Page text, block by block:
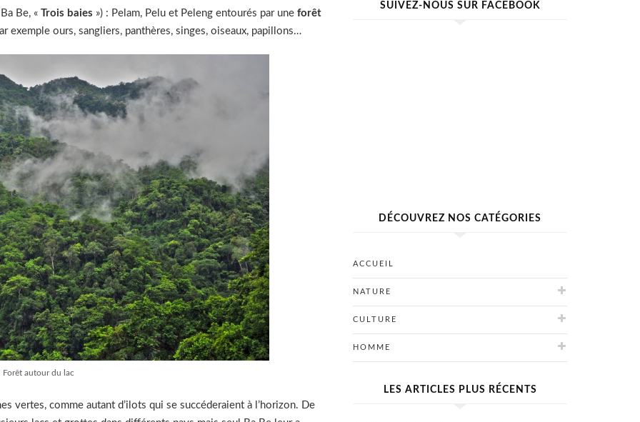
Be, « Trois baies ») : Pelam, Pelu et Peleng entourés par une forêt
exemple ours, sangliers, panthères, singes, oiseaux, papillons…
Forêt autour du lac
vertes, comme autant d’ilots qui se succéderaient à l’horizon. De
SUIVEZ-NOUS SUR FACEBOOK
DÉCOUVREZ NOS CATÉGORIES
ACCUEIL
NATURE
CULTURE
HOMME
LES ARTICLES PLUS RÉCENTS